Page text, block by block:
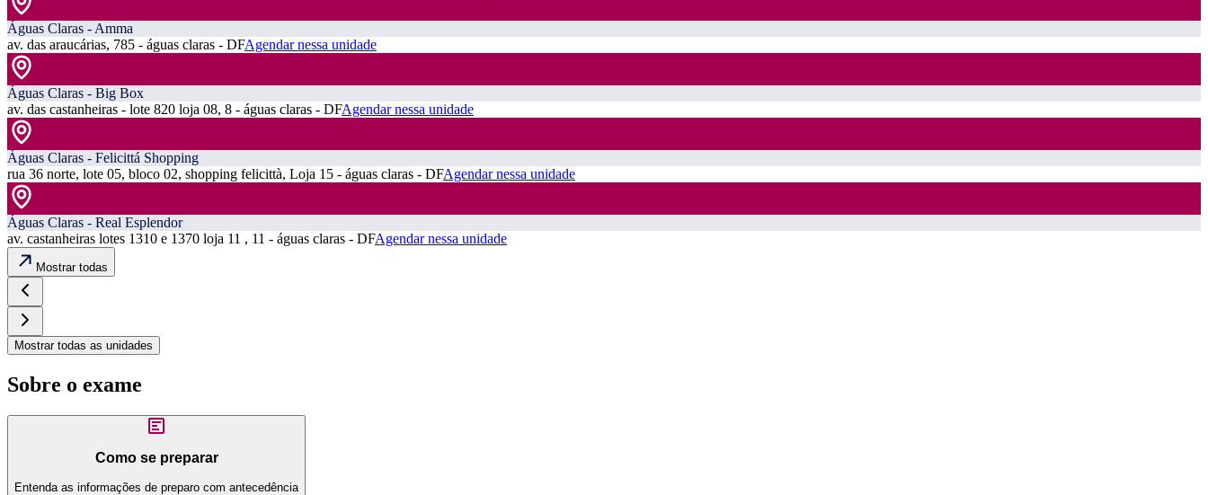
Águas Claras - Amma
av. das araucárias, 785 - águas claras - DFAgendar nessa unidade
Águas Claras - Big Box
av. das castanheiras - lote 820 loja 08, 8 - águas claras - DFAgendar nessa unidade
Águas Claras - Felicittá Shopping
rua 36 norte, lote 05, bloco 02, shopping felicittà, Loja 15 - águas claras - DFAgendar nessa unidade
Águas Claras - Real Esplendor
av. castanheiras lotes 1310 e 1370 loja 11 , 11 - águas claras - DFAgendar nessa unidade
Mostrar todas
Mostrar todas as unidades
Sobre o exame
Como se preparar
Entenda as informações de preparo com antecedência